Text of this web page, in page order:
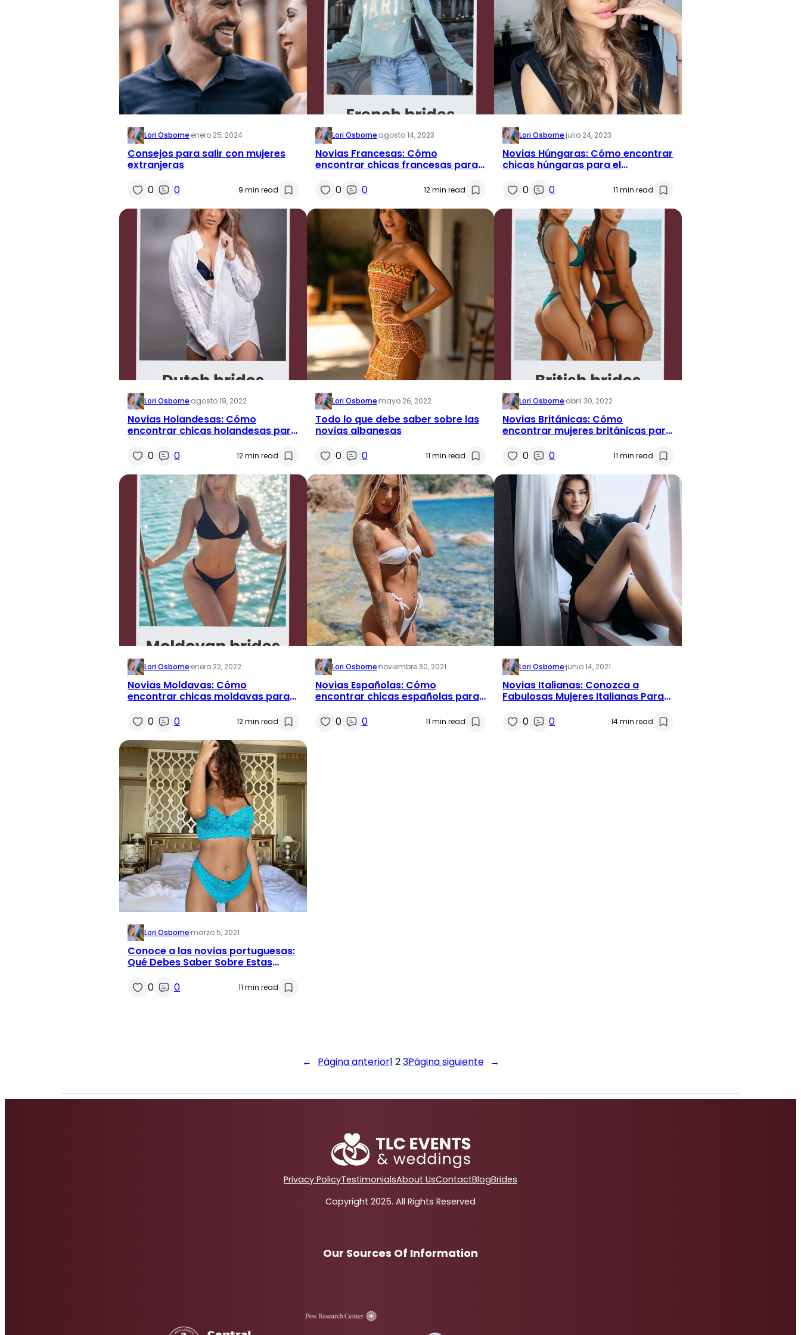
Lori Osborne·enero 25, 2024
Consejos para salir con mujeres
extranjeras
0
0 9 min read
Lori Osborne·agosto 14, 2023
Novias Francesas: Cómo
encontrar chicas francesas para
0
0 12 min read
Lori Osborne·julio 24, 2023
Novias Húngaras: Cómo encontrar
chicas húngaras para el
0
0 11 min read
Lori Osborne·agosto 19, 2022
Novias Holandesas: Cómo
encontrar chicas holandesas para
0
0 12 min read
Lori Osborne·mayo 26, 2022
Todo lo que debe saber sobre las
novias albanesas
0
0 11 min read
Lori Osborne·abril 30, 2022
Novias Británicas: Cómo
encontrar mujeres británicas para
0
0 11 min read
Lori Osborne·enero 22, 2022
Novias Moldavas: Cómo
encontrar chicas moldavas para
0
0 12 min read
Lori Osborne·noviembre 30, 2021
Novias Españolas: Cómo
encontrar chicas españolas para
0
0 11 min read
Lori Osborne·junio 14, 2021
Novias Italianas: Conozca a
Fabulosas Mujeres Italianas Para
0
0 14 min read
Lori Osborne·marzo 5, 2021
Conoce a las novias portuguesas:
Qué Debes Saber Sobre Estas
0
0 11 min read
← Página anterior1 23Página siguiente →
Privacy PolicyTestimonialsAbout UsContactBlogBrides
Copyright 2025. All Rights Reserved
Our Sources Of Information